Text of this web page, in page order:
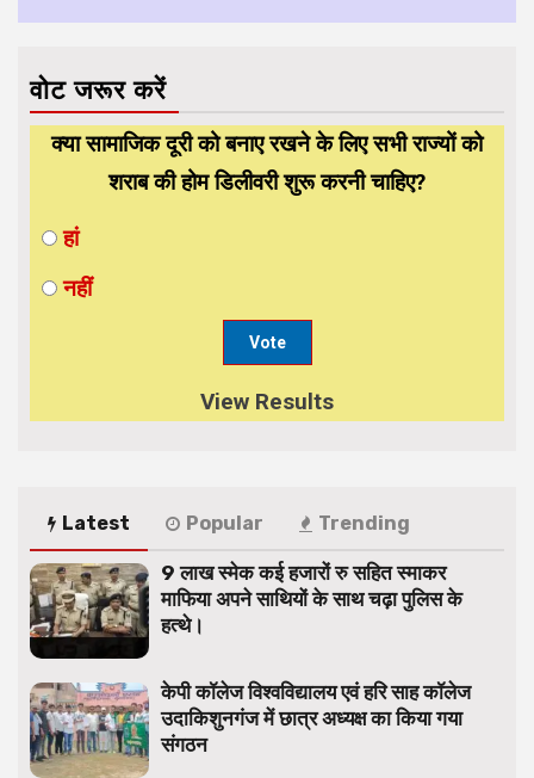
वोट जरूर करें
क्या सामाजिक दूरी को बनाए रखने के लिए सभी राज्यों को
शराब की होम डिलीवरी शुरू करनी चाहिए?
हां
नहीं
View Results
Latest Popular Trending
9 लाख स्मेक कई हजारों रु सहित स्माकर
माफिया अपने साथियों के साथ चढ़ा पुलिस के
हत्थे।
केपी कॉलेज विश्वविद्यालय एवं हरि साह कॉलेज
उदाकिशुनगंज में छात्र अध्यक्ष का किया गया
संगठन